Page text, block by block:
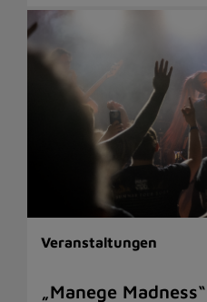
Veranstaltungen
„Manege